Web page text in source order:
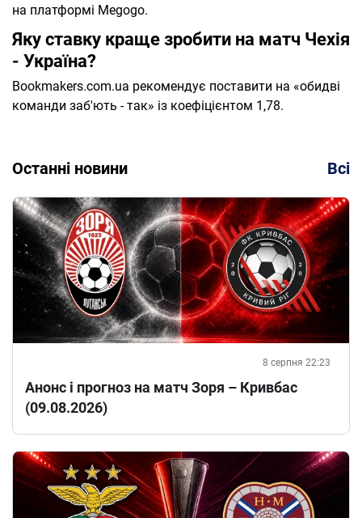
на платформі Megogo.
Яку ставку краще зробити на матч Чехія
- Україна?
Bookmakers.com.ua рекомендує поставити на «обидві
команди заб'ють - так» із коефіцієнтом 1,78.
Останні новини Всі
8 серпня 22:23
Анонс і прогноз на матч Зоря – Кривбас
(09.08.2026)